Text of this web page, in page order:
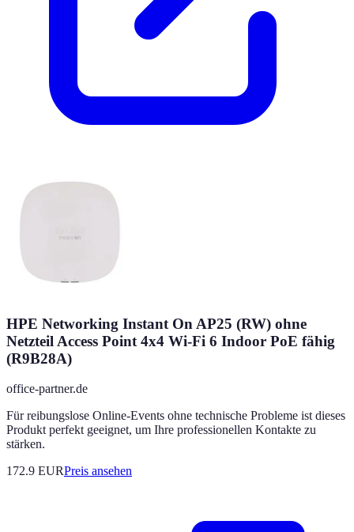
HPE Networking Instant On AP25 (RW) ohne
Netzteil Access Point 4x4 Wi-Fi 6 Indoor PoE fähig
(R9B28A)
office-partner.de
Für reibungslose Online-Events ohne technische Probleme ist dieses
Produkt perfekt geeignet, um Ihre professionellen Kontakte zu
stärken.
172.9 EURPreis ansehen